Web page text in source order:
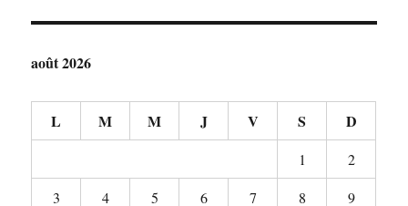
août 2026
L M M J V S D
1
2
3
4 5 6 7 8
9